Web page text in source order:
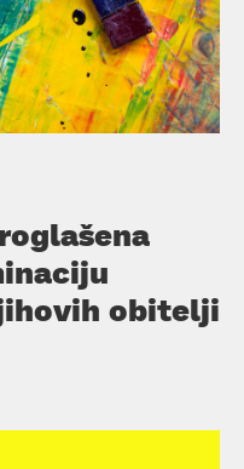
obitelji